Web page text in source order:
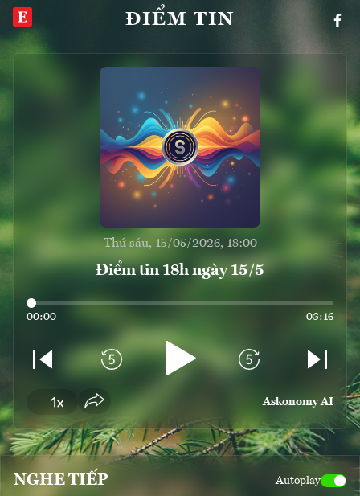
ĐIỂM TIN
Thứ sáu, 15/05/2026, 18:00
Điểm tin 18h ngày 15/5
00:00 03:16
Askonomy AI
NGHE TIẾP Autoplay